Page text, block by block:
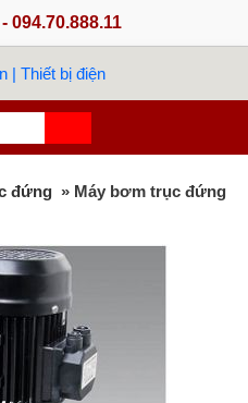
094.70.888.11
đứng » Máy bơm trục đứng